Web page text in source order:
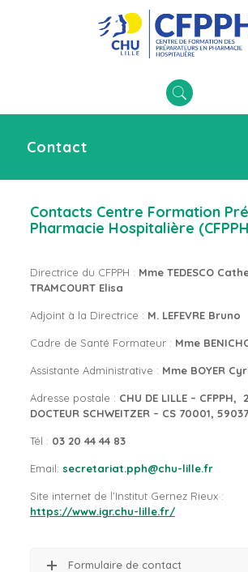
Contact
Contacts Centre Formation
Pharmacie Hospitalière
Directrice du CFPPH : Mme TEDESCO
TRAMCOURT Elisa
Adjoint à la Directrice : M. LEFEVRE Bruno
Cadre de Santé Formateur : Mme
Assistante Administrative : Mme BOYER
Adresse postale : CHU DE LILLE – CFPPH,
DOCTEUR SCHWEITZER – CS 70001,
Tél : 03 20 44 44 83
Email: secretariat.pph@chu-lille.fr
Site internet de l’Institut Gernez Rieux :
https://www.igr.chu-lille.fr/
Formulaire de contact